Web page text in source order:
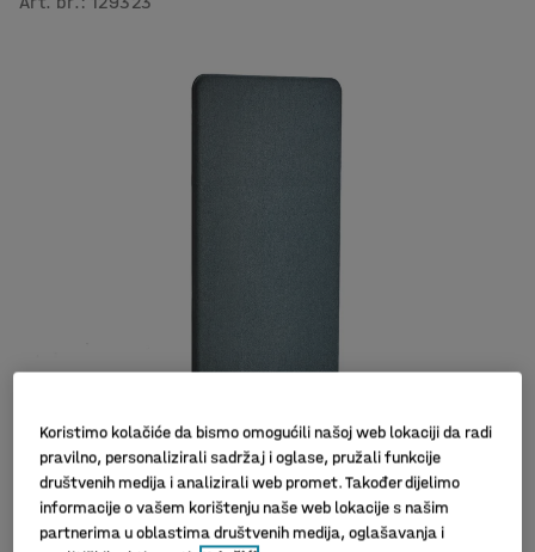
Slični proizvodi
Koristimo kolačiće da bismo omogućili našoj web lokaciji da radi
pravilno, personalizirali sadržaj i oglase, pružali funkcije
društvenih medija i analizirali web promet. Također dijelimo
informacije o vašem korištenju naše web lokacije s našim
partnerima u oblastima društvenih medija, oglašavanja i